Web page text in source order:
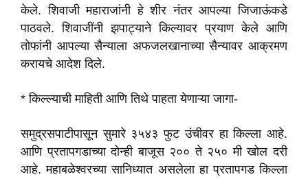
केले. शिवाजी महाराजांनी हे शीर नंतर आपल्या जिजाऊंकडे
पाठवले. शिवाजींनी झपाट्याने किल्यावर प्रयाण केले आणि
तोफांनी आपल्या सैन्याला अफजलखानाच्या सैन्यावर आक्रमण
करायचे आदेश दिले.
* किल्ल्याची माहिती आणि तिथे पाहता येणाऱ्या जागा-
समुद्रसपाटीपासून सुमारे ३५४३ फुट उंचीवर हा किल्ला आहे.
आणि प्रतापगडाच्या दोन्ही बाजूस २०० ते २५० मी खोल दरी
आहे. महाबळेश्वरच्या सानिध्यात असलेला हा प्रतापगड किल्ला